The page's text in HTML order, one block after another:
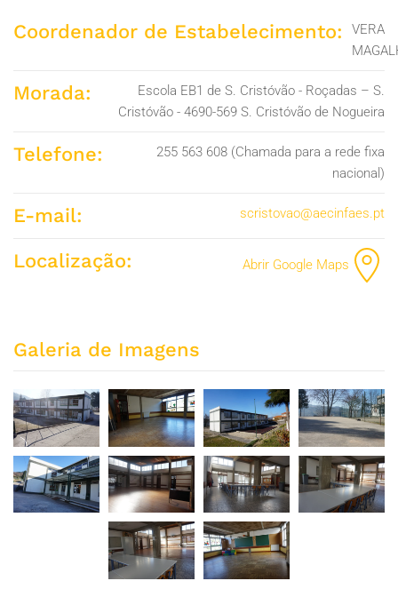
Coordenador de Estabelecimento:
VERA
Morada:
Escola EB1 de S. Cristóvão - Roçadas – S.
Cristóvão - 4690-569 S. Cristóvão de Nogueira
Telefone:
255 563 608 (Chamada para a rede fixa
nacional)
E-mail: scristovao@aecinfaes.pt
Localização: Abrir Google Maps
Galeria de Imagens
ZOOM ZOOM ZOOM ZOOM
ZOOM ZOOM ZOOM ZOOM
ZOOM ZOOM